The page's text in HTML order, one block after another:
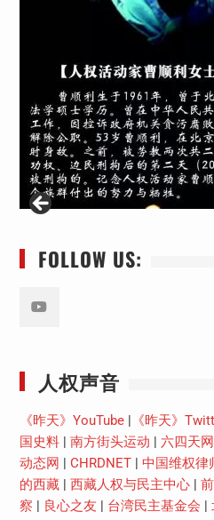
FOLLOW US:
人权声音
《昨天》YouTube| 《昨天》
国史料| 南方街头运动 六四天网
动态网
CHRDNET| 中国维权律
的西藏| 西藏人权与民主中心|
察
良心之友 台湾民主基金会